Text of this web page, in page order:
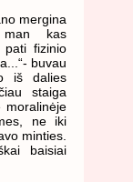
mergina
kas
pati fizinio
buvau
iš dalies
staiga
moralinėje
ne iki
minties.
baisiai